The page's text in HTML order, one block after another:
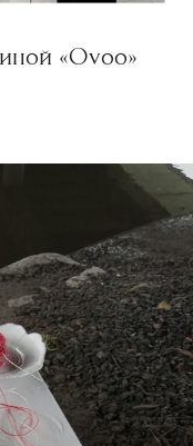
«Ovoo»